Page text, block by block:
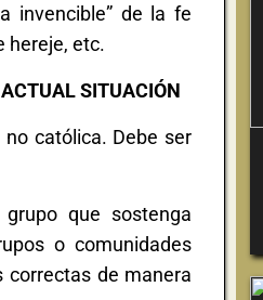
invencible” de la fe
hereje, etc.
SITUACIÓN
católica. Debe ser
que sostenga
o comunidades
correctas de manera